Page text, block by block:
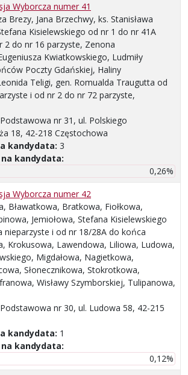
Wyborcza numer 41
Brezy, Jana Brzechwy, ks. Stanisława
Kisielewskiego od nr 1 do nr 41A
2 do nr 16 parzyste, Zenona
Kwiatkowskiego, Ludmiły
Poczty Gdańskiej, Haliny
Teligi, gen. Romualda Traugutta od
i od nr 2 do nr 72 parzyste,
Podstawowa nr 31, ul. Polskiego
18, 42-218 Częstochowa
kandydata: 3
kandydata:
0,26%
Wyborcza numer 42
Bławatkowa, Bratkowa, Fiołkowa,
Jemiołowa, Stefana Kisielewskiego
nieparzyste i od nr 18/28A do końca
Krokusowa, Lawendowa, Liliowa, Ludowa,
Migdałowa, Nagietkowa,
Słonecznikowa, Stokrotkowa,
Wisławy Szymborskiej, Tulipanowa,
Podstawowa nr 30, ul. Ludowa 58, 42-215
kandydata: 1
kandydata:
0,12%